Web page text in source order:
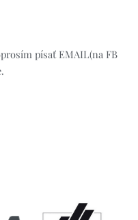
písať EMAIL(na FB